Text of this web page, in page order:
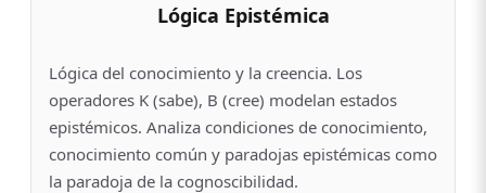
Lógica Epistémica
Lógica del conocimiento y la creencia. Los
operadores K (sabe), B (cree) modelan estados
epistémicos. Analiza condiciones de conocimiento,
conocimiento común y paradojas epistémicas como
la paradoja de la cognoscibilidad.